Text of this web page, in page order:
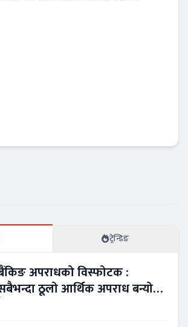
ट्रेन्डिङ
अपराधको विस्फोटक :
ठूलो आर्थिक अपराध बन्यो